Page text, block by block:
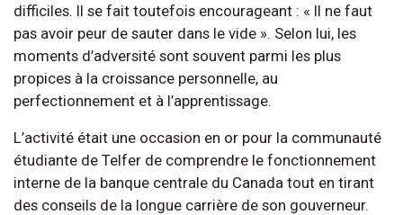
difficiles. Il se fait toutefois encourageant : « Il ne faut
pas avoir peur de sauter dans le vide ». Selon lui, les
moments d’adversité sont souvent parmi les plus
propices à la croissance personnelle, au
perfectionnement et à l’apprentissage.
L’activité était une occasion en or pour la communauté
étudiante de Telfer de comprendre le fonctionnement
interne de la banque centrale du Canada tout en tirant
des conseils de la longue carrière de son gouverneur.